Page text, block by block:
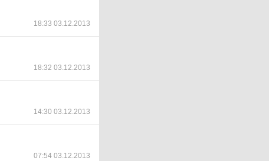
18:33 03.12.2013
18:32 03.12.2013
14:30 03.12.2013
07:54 03.12.2013